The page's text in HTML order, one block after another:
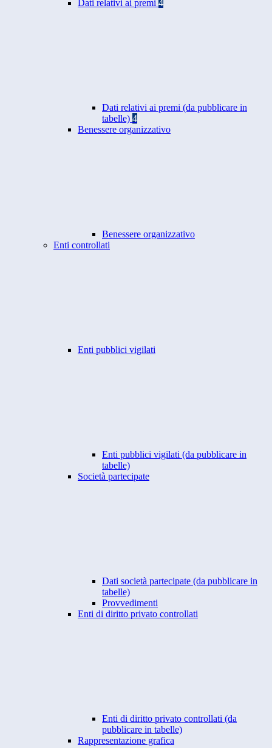
Dati relativi ai premi 4
Dati relativi ai premi (da pubblicare in
tabelle) 4
Benessere organizzativo
Benessere organizzativo
Enti controllati
Enti pubblici vigilati
Enti pubblici vigilati (da pubblicare in
tabelle)
Società partecipate
Dati società partecipate (da pubblicare in
tabelle)
Provvedimenti
Enti di diritto privato controllati
Enti di diritto privato controllati (da
pubblicare in tabelle)
Rappresentazione grafica